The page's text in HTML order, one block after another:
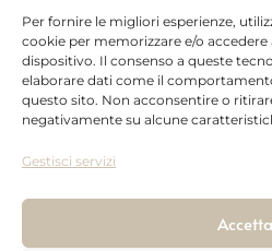
Per fornire le migliori esperienze,
cookie per memorizzare e/o
dispositivo. Il consenso a queste
elaborare dati come il
questo sito. Non acconsentire o
negativamente su alcune
Gestisci servizi
Accetta
Info
utili
Montanaro
Savino
Condizioni
Termini e
condizioni
Modalità di
Recesso